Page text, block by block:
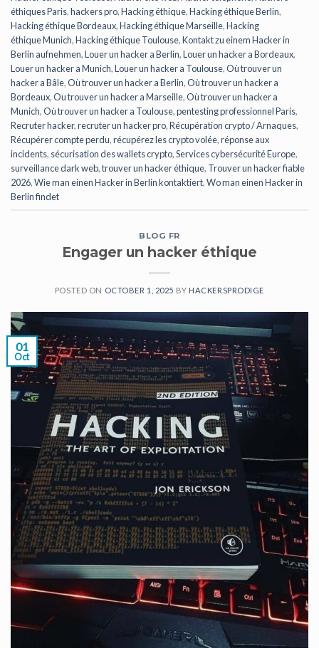
éthiques Paris,hackers pro,Hacking éthique,Hacking éthique Berlin,
Hacking éthique Bordeaux,Hacking éthique Marseille,Hacking
éthique Munich,Hacking éthique Toulouse,Kontakt zu einem Hacker in
Berlin aufnehmen,Louer un hacker a Berlin,Louer un hacker a Bordeaux,
Louer un hacker a Munich,Louer un hacker a Toulouse,Où trouver un
hacker a Bâle,Où trouver un hacker a Berlin,Où trouver un hacker a
Bordeaux,Ou trouver un hacker a Marseille,Où trouver un hacker a
Munich,Où trouver un hacker a Toulouse,pentesting professionnel Paris,
Recruter hacker,recruter un hacker pro,Récupération crypto / Arnaques,
Récupérer compte perdu,récupérez les crypto volée,réponse aux
incidents, sécurisation des wallets crypto,Services cybersécurité Europe,
surveillance dark web,trouver un hacker éthique, Trouver un hacker fiable
2026,Wie man einen Hacker in Berlin kontaktiert,Wo man einen Hacker in
Berlin findet
BLOG FR
Engager un hacker éthique
POSTED ON OCTOBER 1, 2025 BY HACKERSPRODIGE
01
Oct